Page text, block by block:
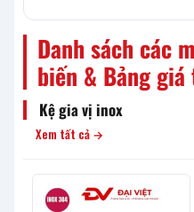
Danh sách các
biến & Bảng
Kệ gia vị inox
Xem tất cả →